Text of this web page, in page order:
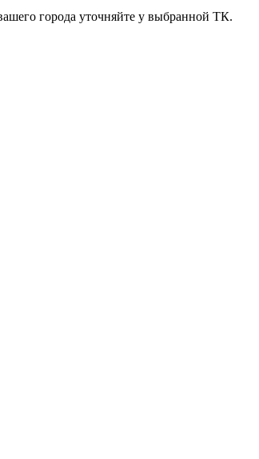
города уточняйте у выбранной ТК.